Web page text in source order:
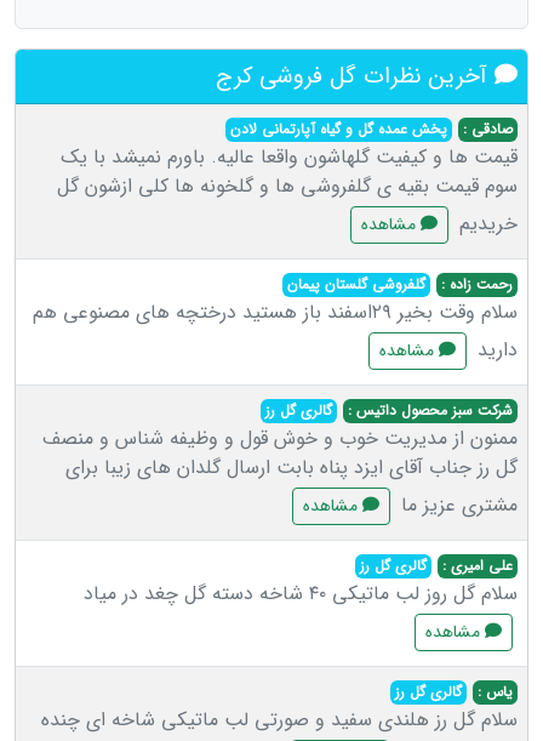
آخرین نظرات گل فروشی کرج
صادقی : پخش عمده گل و گیاه آپارتمانی لادن
قیمت ها و کیفیت گلهاشون واقعا عالیه. باورم نمیشد با یک
سوم قیمت بقیه ی گلفروشی ها و گلخونه ها کلی ازشون گل
خریدیم
مشاهده
رحمت زاده : گلفروشی گلستان پیمان
سلام وقت بخیر ۲۹اسفند باز هستید درختچه های مصنوعی هم
دارید
مشاهده
شرکت سبز محصول داتیس : گالری گل رز
ممنون از مدیریت خوب و خوش قول و وظیفه شناس و منصف
گل رز جناب آقای ایزد پناه بابت ارسال گلدان های زیبا برای
مشتری عزیز ما
مشاهده
علی امیری : گالری گل رز
سلام گل روز لب ماتیکی ۴۰ شاخه دسته گل چغد در میاد
مشاهده
یاس : گالری گل رز
سلام گل رز هلندی سفید و صورتی لب ماتیکی شاخه ای چنده